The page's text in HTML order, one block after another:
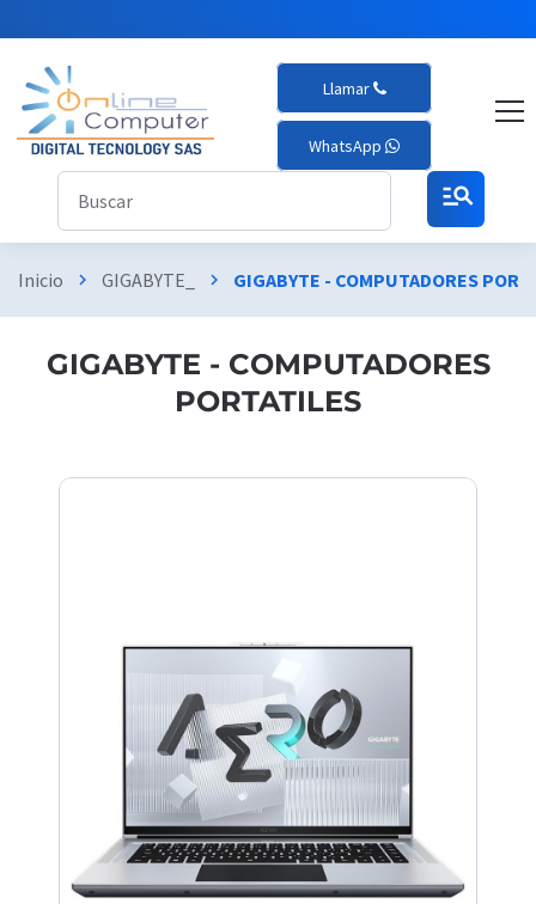
Llamar
WhatsApp
manage_search
Inicio chevron_right GIGABYTE_ chevron_right GIGABYTE - COMPUTADORES
GIGABYTE - COMPUTADORES
PORTATILES